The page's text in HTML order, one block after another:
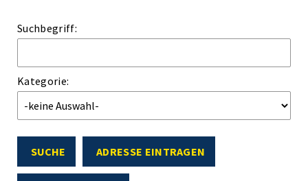
Suchbegriff:
Kategorie:
SUCHE ADRESSE EINTRAGEN